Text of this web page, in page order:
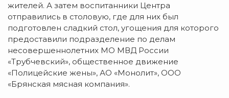
жителей. А затем воспитанники Центра
отправились в столовую, где для них был
подготовлен сладкий стол, угощения для которого
предоставили подразделение по делам
несовершеннолетних МО МВД России
«Трубчевский», общественное движение
«Полицейские жены», АО «Монолит», ООО
«Брянская мясная компания».